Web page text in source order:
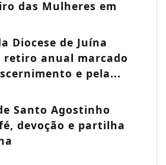
das Mulheres em
Diocese de Juína
retiro anual marcado
e pela...
Santo Agostinho
devoção e partilha